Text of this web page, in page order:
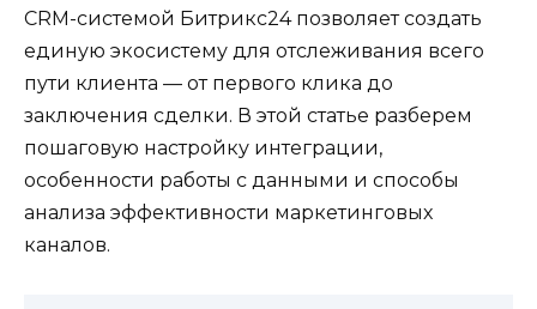
CRM-системой Битрикс24 позволяет создать
единую экосистему для отслеживания всего
пути клиента — от первого клика до
заключения сделки. В этой статье разберем
пошаговую настройку интеграции,
особенности работы с данными и способы
анализа эффективности маркетинговых
каналов.